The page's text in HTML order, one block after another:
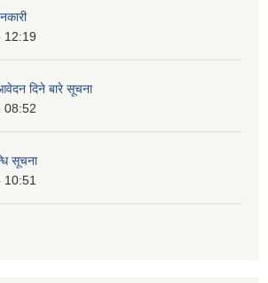
12:19
दिने बारे सूचना
08:52
सूचना